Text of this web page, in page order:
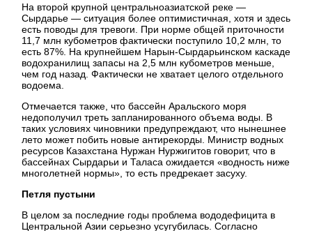
На второй крупной центральноазиатской реке —
Сырдарье — ситуация более оптимистичная, хотя и здесь
есть поводы для тревоги. При норме общей приточности
11,7 млн кубометров фактически поступило 10,2 млн, то
есть 87%. На крупнейшем Нарын-Сырдарьинском каскаде
водохранилищ запасы на 2,5 млн кубометров меньше,
чем год назад. Фактически не хватает целого отдельного
водоема.
Отмечается также, что бассейн Аральского моря
недополучил треть запланированного объема воды. В
таких условиях чиновники предупреждают, что нынешнее
лето может побить новые антирекорды. Министр водных
ресурсов Казахстана Нуржан Нуржигитов говорит, что в
бассейнах Сырдарьи и Таласа ожидается «водность ниже
многолетней нормы», то есть предрекает засуху.
Петля пустыни
В целом за последние годы проблема вододефицита в
Центральной Азии серьезно усугубилась. Согласно